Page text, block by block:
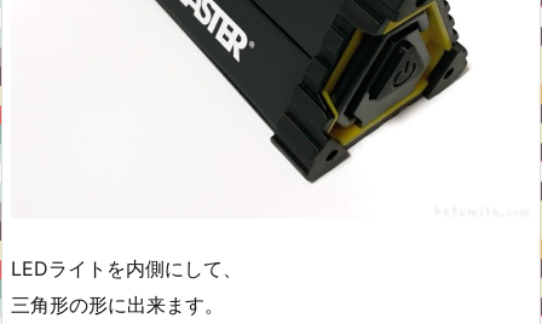
LEDライトを内側にして、
三角形の形に出来ます。